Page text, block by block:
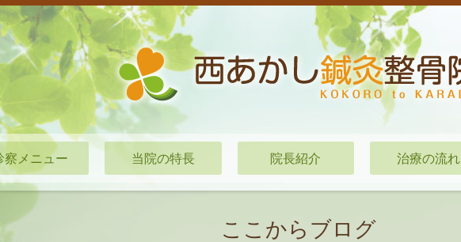
察メニュー 当院の特長 院長紹介 治療の流れ
ここからブログ